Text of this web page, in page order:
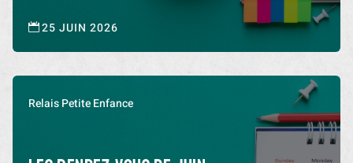
 25 JUIN 2026
Relais Petite Enfance